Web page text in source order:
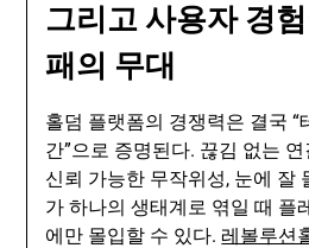
그리고 사용자 경
패의 무대
홀덤 플랫폼의 경쟁력은 결국 “
간”으로 증명된다. 끊김 없는
신뢰 가능한 무작위성, 눈에 잘
가 하나의 생태계로 엮일 때 플
에만 몰입할 수 있다. 레볼루션